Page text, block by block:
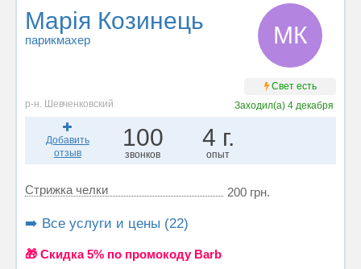
Марія Козинець
парикмахер МК
Свет есть
р-н. Шевченковский
Заходил(а)4 декабря
Добавить
отзыв
100
звонков
4 г.
опыт
Стрижка челки 200 грн.
➡️ Все услуги и цены (22)
🎁 Cкидка 5% по промокоду Barb